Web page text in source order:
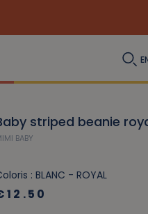
striped beanie
BABY
: BLANC - ROYAL